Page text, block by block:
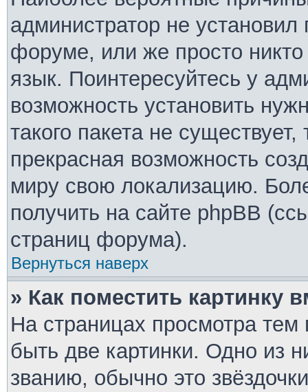
администратор не
форуме, или же просто
язык. Поинтересуйтесь у
возможность установить
такого пакета не
прекрасная возможность
миру свою локализацию.
получить на сайте phpBB
страниц форума).
Вернуться наверх
» Как поместить картинку
На страницах просмотра тем
быть две картинки. Одно из
званию, обычно это